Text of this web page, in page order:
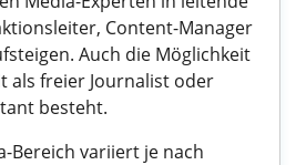
Content-Manager
Auch die Möglichkeit
als freier Journalist oder
besteht.
Bereich variiert je nach